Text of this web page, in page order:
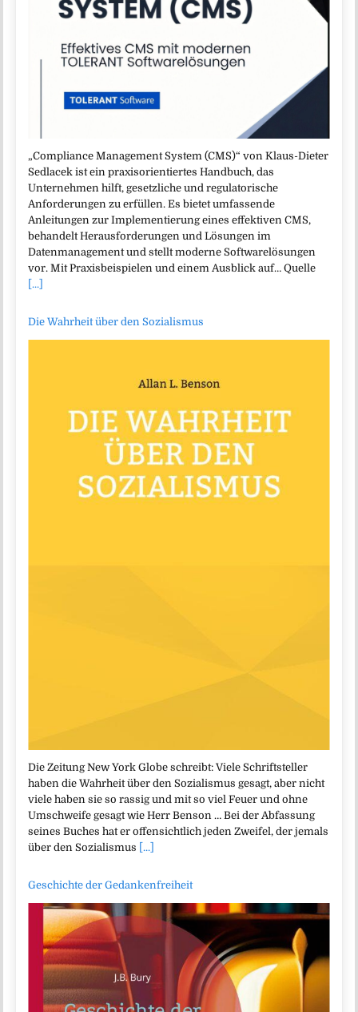
„Compliance Management System (CMS)“ von Klaus-Dieter
Sedlacek ist ein praxisorientiertes Handbuch, das
Unternehmen hilft, gesetzliche und regulatorische
Anforderungen zu erfüllen. Es bietet umfassende
Anleitungen zur Implementierung eines effektiven CMS,
behandelt Herausforderungen und Lösungen im
Datenmanagement und stellt moderne Softwarelösungen
vor. Mit Praxisbeispielen und einem Ausblick auf… Quelle
[...]
Die Wahrheit über den Sozialismus
Die Zeitung New York Globe schreibt: Viele Schriftsteller
haben die Wahrheit über den Sozialismus gesagt, aber nicht
viele haben sie so rassig und mit so viel Feuer und ohne
Umschweife gesagt wie Herr Benson … Bei der Abfassung
seines Buches hat er offensichtlich jeden Zweifel, der jemals
über den Sozialismus [...]
Geschichte der Gedankenfreiheit